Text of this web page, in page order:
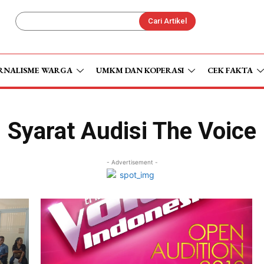
Cari Artikel
WARGA UMKM DAN KOPERASI CEK FAKTA
Syarat Audisi The Voice
- Advertisement -